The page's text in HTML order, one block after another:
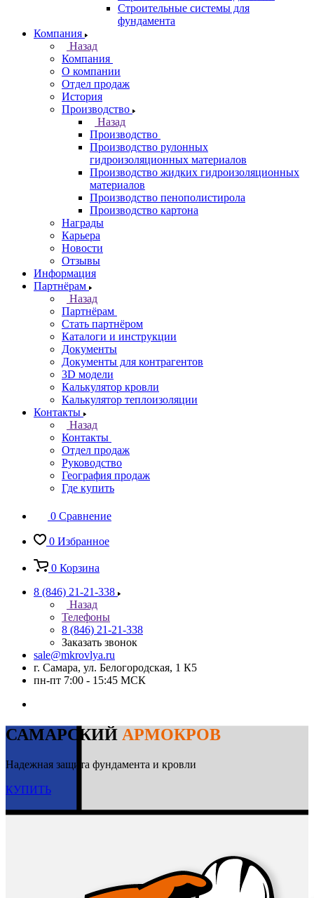
Строительные системы для
фундамента
Компания
Назад
Компания
О компании
Отдел продаж
История
Производство
Назад
Производство
Производство рулонных
гидроизоляционных материалов
Производство жидких гидроизоляционных
материалов
Производство пенополистирола
Производство картона
Награды
Карьера
Новости
Отзывы
Информация
Партнёрам
Назад
Партнёрам
Стать партнёром
Каталоги и инструкции
Документы
Документы для контрагентов
3D модели
Калькулятор кровли
Калькулятор теплоизоляции
Контакты
Назад
Контакты
Отдел продаж
Руководство
География продаж
Где купить
0 Сравнение
0 Избранное
0 Корзина
8 (846) 21-21-338
Назад
Телефоны
8 (846) 21-21-338
Заказать звонок
sale@mkrovlya.ru
г. Самара, ул. Белогородская, 1 К5
пн-пт 7:00 - 15:45 МСК
САМАРСКИЙ АРМОКРОВ
Надежная защита фундамента и кровли
КУПИТЬ